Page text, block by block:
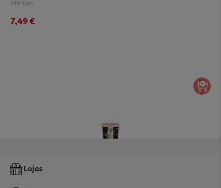
7.49 €/un
7,49 €
Coloração Garnier Good 4.0 Cacao Brown
Lojas